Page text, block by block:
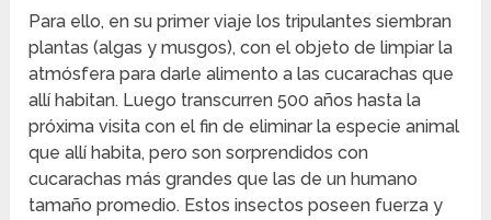
Para ello, en su primer viaje los tripulantes siembran
plantas (algas y musgos), con el objeto de limpiar la
atmósfera para darle alimento a las cucarachas que
allí habitan. Luego transcurren 500 años hasta la
próxima visita con el fin de eliminar la especie animal
que allí habita, pero son sorprendidos con
cucarachas más grandes que las de un humano
tamaño promedio. Estos insectos poseen fuerza y